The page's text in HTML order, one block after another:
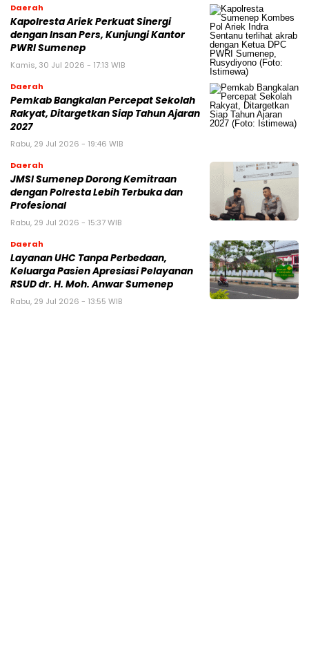
Daerah
Kapolresta Ariek Perkuat Sinergi
dengan Insan Pers, Kunjungi Kantor
PWRI Sumenep
Kamis, 30 Jul 2026 - 17:13 WIB
Daerah
Pemkab Bangkalan Percepat Sekolah
Rakyat, Ditargetkan Siap Tahun Ajaran
2027
Rabu, 29 Jul 2026 - 19:46 WIB
Daerah
JMSI Sumenep Dorong Kemitraan
dengan Polresta Lebih Terbuka dan
Profesional
Rabu, 29 Jul 2026 - 15:37 WIB
Daerah
Layanan UHC Tanpa Perbedaan,
Keluarga Pasien Apresiasi Pelayanan
RSUD dr. H. Moh. Anwar Sumenep
Rabu, 29 Jul 2026 - 13:55 WIB